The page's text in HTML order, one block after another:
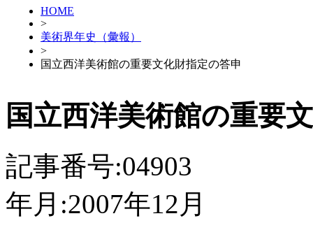
HOME
>
美術界年史（彙報）
>
国立西洋美術館の重要文化財指定の答申
国立西洋美術館の重要
記事番号:04903
年月:2007年12月